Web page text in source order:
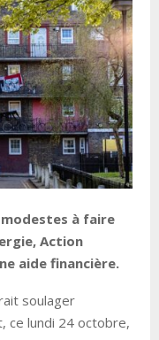
modestes à faire
Action
aide financière.
soulager
ce lundi 24 octobre,